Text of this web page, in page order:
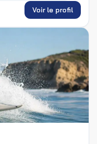
Voir le profil